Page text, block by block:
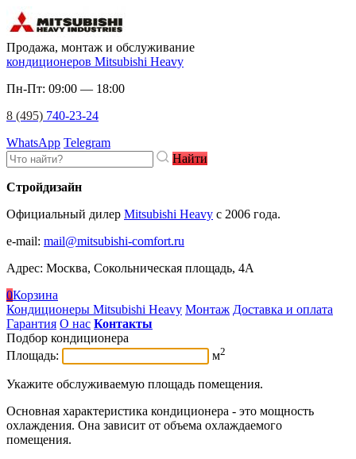
Продажа, монтаж и обслуживание
кондиционеров Mitsubishi Heavy
Пн-Пт: 09:00 — 18:00
8 (495) 740-23-24
WhatsApp Telegram
Найти
Стройдизайн
Официальный дилер Mitsubishi Heavy c 2006 года.
e-mail: mail@mitsubishi-comfort.ru
Адрес: Москва, Сокольническая площадь, 4А
0Корзина
Кондиционеры Mitsubishi Heavy Монтаж Доставка и оплата
Гарантия О нас Контакты
Подбор кондиционера
Площадь:
м2
Укажите обслуживаемую площадь помещения.
Основная характеристика кондиционера - это мощность
охлаждения. Она зависит от объема охлаждаемого
помещения.